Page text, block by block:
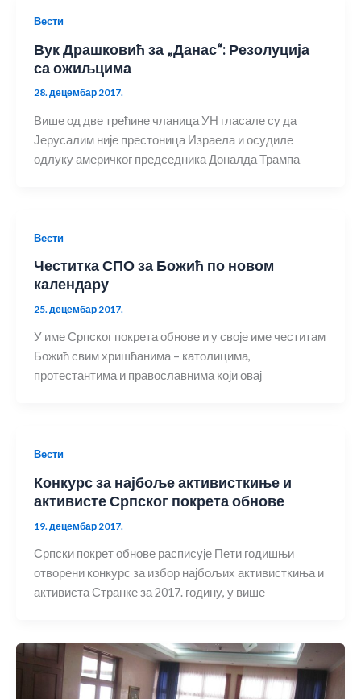
Вести
Вук Драшковић за „Данас“: Резолуција
са ожиљцима
28. децембар 2017.
Више од две трећине чланица УН гласале су да
Јерусалим није престоница Израела и осудиле
одлуку америчког председника Доналда Трампа
Вести
Честитка СПО за Божић по новом
календару
25. децембар 2017.
У име Српског покрета обнове и у своје име честитам
Божић свим хришћанима – католицима,
протестантима и православнима који овај
Вести
Конкурс за најбоље активисткиње и
активисте Српског покрета обнове
19. децембар 2017.
Српски покрет обнове расписује Пети годишњи
отворени конкурс за избор најбољих активисткиња и
активиста Странке за 2017. годину, у више